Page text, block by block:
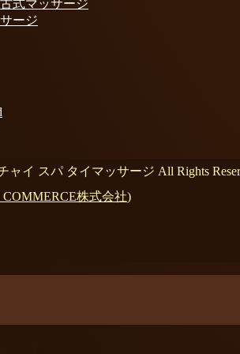
式マッサージ
ージ
ャイ スパ タイマッサージ All Rights
株式会社)